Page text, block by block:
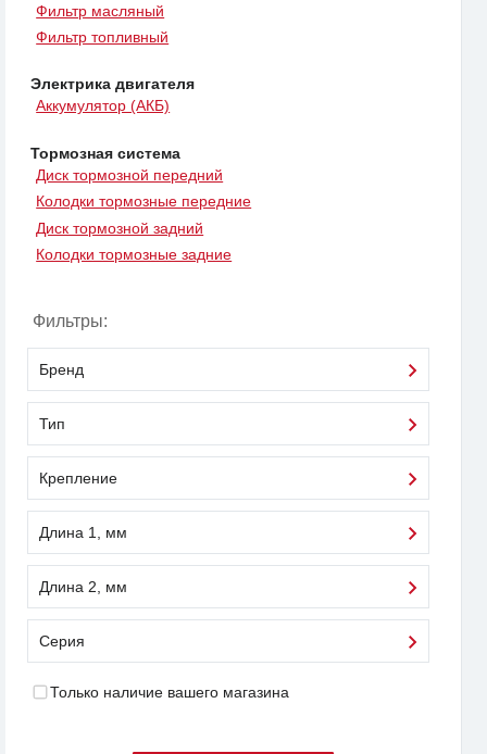
Фильтр масляный
Фильтр топливный
Электрика двигателя
Аккумулятор (АКБ)
Тормозная система
Диск тормозной передний
Колодки тормозные передние
Диск тормозной задний
Колодки тормозные задние
Фильтры:
Бренд
Тип
Крепление
Длина 1, мм
Длина 2, мм
Серия
Только наличие вашего магазина